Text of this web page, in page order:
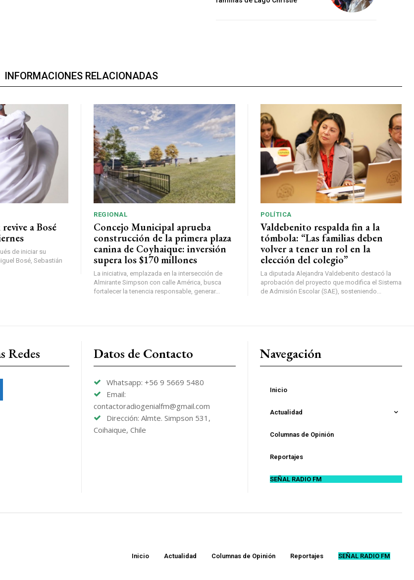
INFORMACIONES RELACIONADAS
a Bosé
de iniciar su
Bosé, Sebastián
REGIONAL
Concejo Municipal aprueba
construcción de la primera plaza
canina de Coyhaique: inversión
supera los $170 millones
La iniciativa, emplazada en la intersección de
Almirante Simpson con calle América, busca
fortalecer la tenencia responsable, generar...
POLÍTICA
Valdebenito respalda fin a la
tómbola: “Las familias deben
volver a tener un rol en la
elección del colegio”
La diputada Alejandra Valdebenito destacó la
aprobación del proyecto que modifica el Sistema
de Admisión Escolar (SAE), sosteniendo...
Redes Datos de Contacto
Whatsapp: +56 9 5669 5480
Email:
contactoradiogenialfm@gmail.com
Dirección: Almte. Simpson 531,
Coihaique, Chile
Navegación
Inicio
Actualidad
Columnas de Opinión
Reportajes
SEÑAL RADIO FM
Inicio Actualidad Columnas de Opinión Reportajes SEÑAL RADIO FM